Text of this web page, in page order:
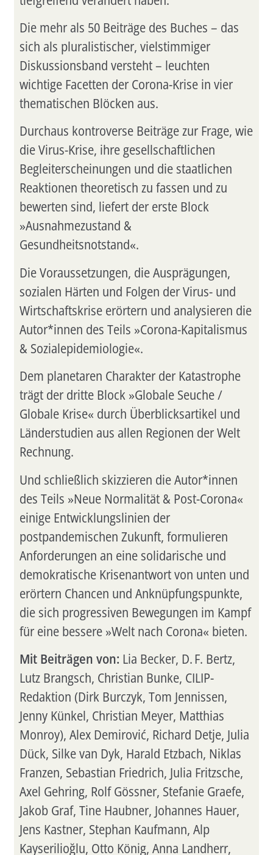
Die mehr als 50 Beiträge des Buches – das
sich als pluralistischer, vielstimmiger
Diskussionsband versteht – leuchten
wichtige Facetten der Corona-Krise in vier
thematischen Blöcken aus.
Durchaus kontroverse Beiträge zur Frage, wie
die Virus-Krise, ihre gesellschaftlichen
Begleiterscheinungen und die staatlichen
Reaktionen theoretisch zu fassen und zu
bewerten sind, liefert der erste Block
»Ausnahmezustand &
Gesundheitsnotstand«.
Die Voraussetzungen, die Ausprägungen,
sozialen Härten und Folgen der Virus- und
Wirtschaftskrise erörtern und analysieren die
Autor*innen des Teils »Corona-Kapitalismus
& Sozialepidemiologie«.
Dem planetaren Charakter der Katastrophe
trägt der dritte Block »Globale Seuche /
Globale Krise« durch Überblicksartikel und
Länderstudien aus allen Regionen der Welt
Rechnung.
Und schließlich skizzieren die Autor*innen
des Teils »Neue Normalität & Post-Corona«
einige Entwicklungslinien der
postpandemischen Zukunft, formulieren
Anforderungen an eine solidarische und
demokratische Krisenantwort von unten und
erörtern Chancen und Anknüpfungspunkte,
die sich progressiven Bewegungen im Kampf
für eine bessere »Welt nach Corona« bieten.
Mit Beiträgen von: Lia Becker, D. F. Bertz,
Lutz Brangsch, Christian Bunke, CILIP-
Redaktion (Dirk Burczyk, Tom Jennissen,
Jenny Künkel, Christian Meyer, Matthias
Monroy), Alex Demirović, Richard Detje, Julia
Dück, Silke van Dyk, Harald Etzbach, Niklas
Franzen, Sebastian Friedrich, Julia Fritzsche,
Axel Gehring, Rolf Gössner, Stefanie Graefe,
Jakob Graf, Tine Haubner, Johannes Hauer,
Jens Kastner, Stephan Kaufmann, Alp
Kayserilioğlu, Otto König, Anna Landherr,